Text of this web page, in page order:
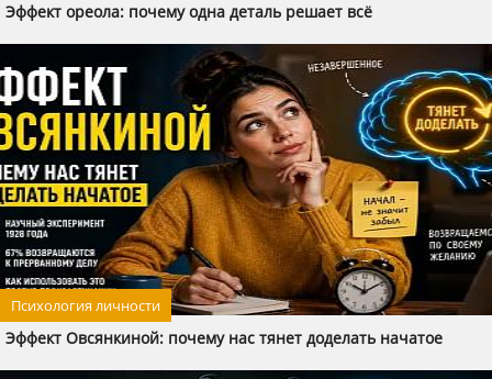
Эффект ореола: почему одна деталь решает всё
Психология личности
Эффект Овсянкиной: почему нас тянет доделать начатое